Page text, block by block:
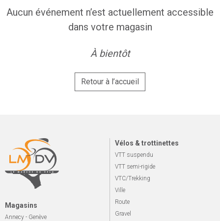
Aucun événement n’est actuellement accessible
dans votre magasin
À bientôt
Retour à l’accueil
Magasins
Annecy - Genève
Vélos & trottinettes
VTT suspendu
VTT semi-rigide
VTC/Trekking
Ville
Route
Gravel